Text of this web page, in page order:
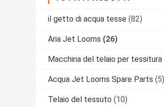
il getto di acqua tesse (82)
Aria Jet Looms (26)
Macchina del telaio per tessitura
Acqua Jet Looms Spare Parts (5)
Telaio del tessuto (10)